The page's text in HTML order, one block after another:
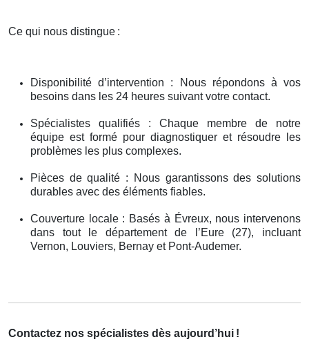
Ce qui nous distingue :
Disponibilité d’intervention : Nous répondons à vos
besoins dans les 24 heures suivant votre contact.
Spécialistes qualifiés : Chaque membre de notre
équipe est formé pour diagnostiquer et résoudre les
problèmes les plus complexes.
Pièces de qualité : Nous garantissons des solutions
durables avec des éléments fiables.
Couverture locale : Basés à Évreux, nous intervenons
dans tout le département de l’Eure (27), incluant
Vernon, Louviers, Bernay et Pont-Audemer.
Contactez nos spécialistes dès aujourd’hui !